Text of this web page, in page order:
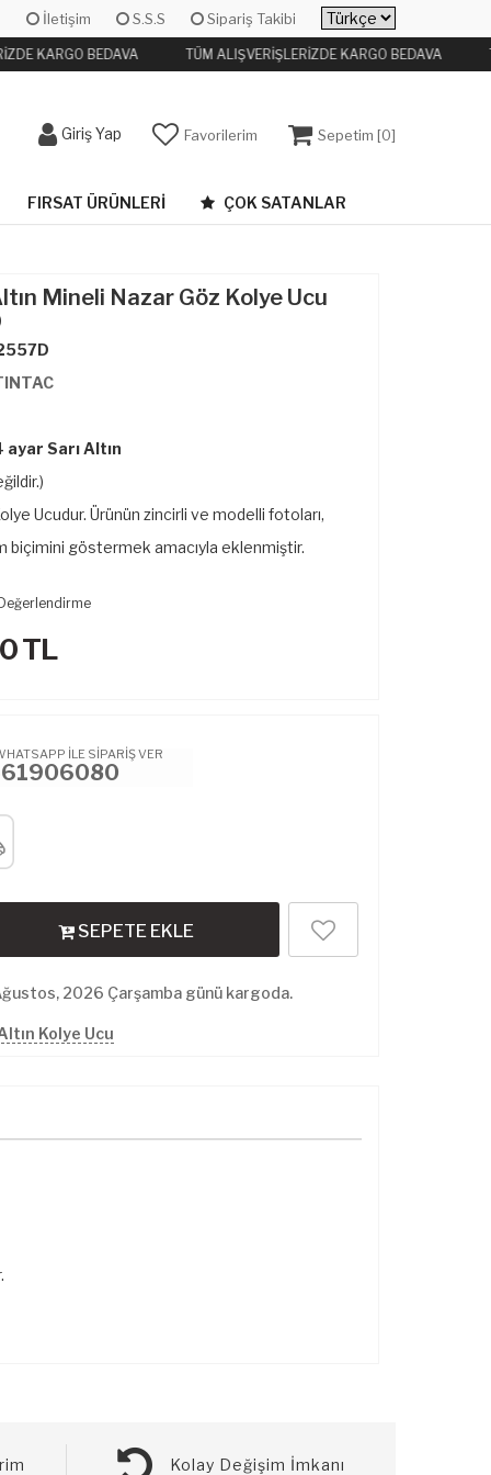
İletişim S.S.S Sipariş Takibi
KARGO BEDAVA TÜM ALIŞVERİŞLERİZDE KARGO BEDAVA
Giriş Yap Favorilerim Sepetim [0]
FIRSAT ÜRÜNLERI ÇOK SATANLAR
Mineli Nazar Göz Kolye Ucu
Sarı Altın
Ucudur. Ürünün zincirli ve modelli fotoları,
biçimini göstermek amacıyla eklenmiştir.
Değerlendirme
TL
İLE SİPARİŞ VER
SEPETE EKLE
2026 Çarşamba günü kargoda.
Kolye Ucu
Kolay Değişim İmkanı